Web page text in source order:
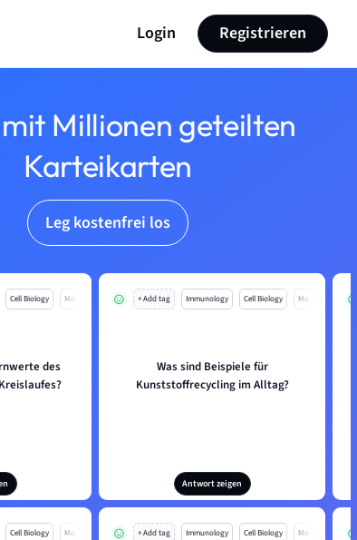
Login Registrieren
Millionen geteilten
Karteikarten
Leg kostenfrei los
Cell Biology Mo
des
+ Add tag Immunology Cell Biology Mo
Was sind Beispiele für
Kunststoffrecycling im Alltag?
Antwort zeigen
Cell Biology Mo + Add tag Immunology Cell Biology Mo